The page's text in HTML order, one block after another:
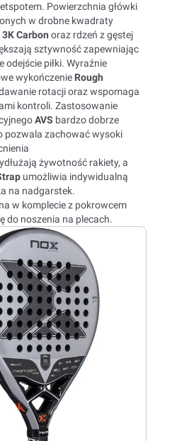
Powierzchnia główki
w drobne kwadraty
3K Carbon oraz rdzeń z gęstej
sztywność zapewniając
odejście piłki. Wyraźnie
wykończenie Rough
rotacji oraz wspomaga
kontroli. Zastosowanie
AVS bardzo dobrze
pozwala zachować wysoki
żywotność rakiety, a
umożliwia indywidualną
na nadgarstek.
w komplecie z pokrowcem
do noszenia na plecach.